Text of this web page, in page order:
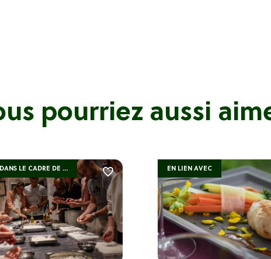
pourriez aussi
LE CADRE DE ... EN LIEN AVEC